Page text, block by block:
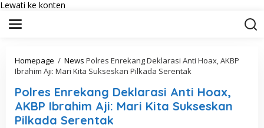
Lewati ke konten
Homepage / News Polres Enrekang Deklarasi Anti Hoax, AKBP
Ibrahim Aji: Mari Kita Sukseskan Pilkada Serentak
Polres Enrekang Deklarasi Anti Hoax,
AKBP Ibrahim Aji: Mari Kita Sukseskan
Pilkada Serentak